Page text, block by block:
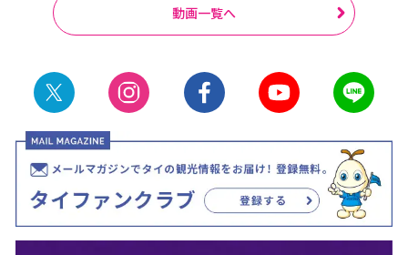
動画一覧へ